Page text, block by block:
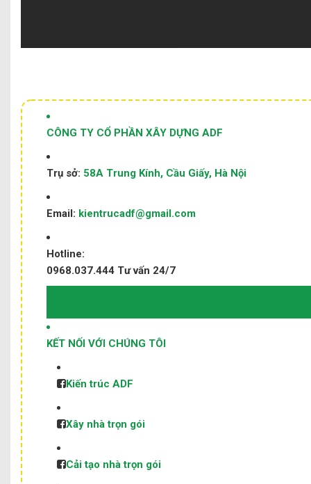
CÔNG TY CỔ PHẦN XÂY DỰNG ADF
Trụ sở: 58A Trung Kính, Cầu Giấy, Hà Nội
Email: kientrucadf@gmail.com
Hotline:
0968.037.444 Tư vấn 24/7
KẾT NỐI VỚI CHÚNG TÔI
Kiến trúc ADF
Xây nhà trọn gói
Cải tạo nhà trọn gói